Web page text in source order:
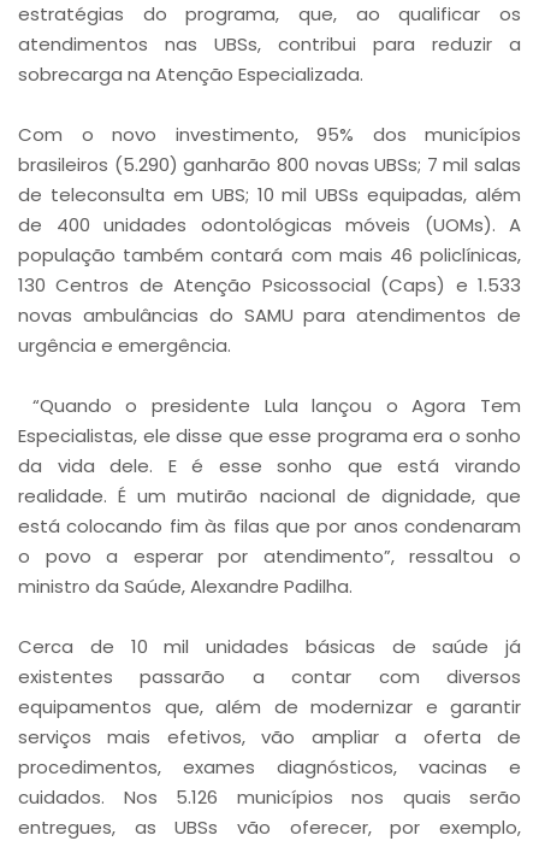
estratégias do programa, que, ao qualificar os
atendimentos nas UBSs, contribui para reduzir a
sobrecarga na Atenção Especializada.
Com o novo investimento, 95% dos municípios
brasileiros (5.290) ganharão 800 novas UBSs; 7 mil salas
de teleconsulta em UBS; 10 mil UBSs equipadas, além
de 400 unidades odontológicas móveis (UOMs). A
população também contará com mais 46 policlínicas,
130 Centros de Atenção Psicossocial (Caps) e 1.533
novas ambulâncias do SAMU para atendimentos de
urgência e emergência.
“Quando o presidente Lula lançou o Agora Tem
Especialistas, ele disse que esse programa era o sonho
da vida dele. E é esse sonho que está virando
realidade. É um mutirão nacional de dignidade, que
está colocando fim às filas que por anos condenaram
o povo a esperar por atendimento”, ressaltou o
ministro da Saúde, Alexandre Padilha.
Cerca de 10 mil unidades básicas de saúde já
existentes passarão a contar com diversos
equipamentos que, além de modernizar e garantir
serviços mais efetivos, vão ampliar a oferta de
procedimentos, exames diagnósticos, vacinas e
cuidados. Nos 5.126 municípios nos quais serão
entregues, as UBSs vão oferecer, por exemplo,